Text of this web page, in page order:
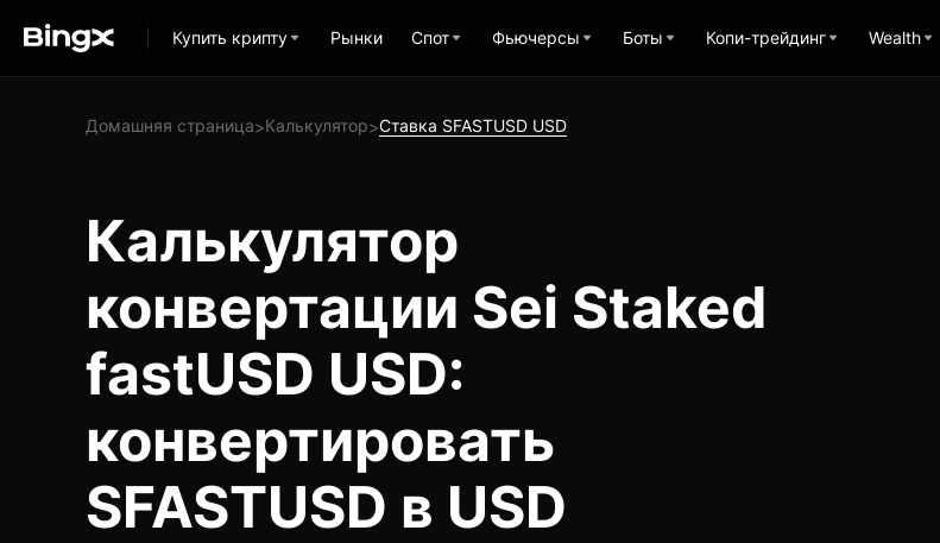
Купить крипту Рынки Спот Фьючерсы Боты Копи-трейдинг Wealth
Домашняя страница>Калькулятор>Ставка SFASTUSD USD
Калькулятор
конвертации Sei Staked
fastUSD USD:
конвертировать
SFASTUSD в USD